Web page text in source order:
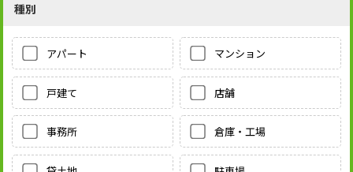
種別
アパート マンション
戸建て 店舗
事務所 倉庫・工場